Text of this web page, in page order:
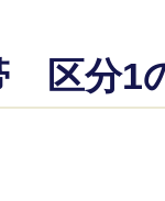
区分1